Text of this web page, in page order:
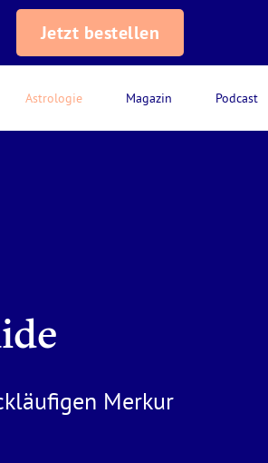
Astrologie Magazin Podcast
Jetzt bestellen
Merkur